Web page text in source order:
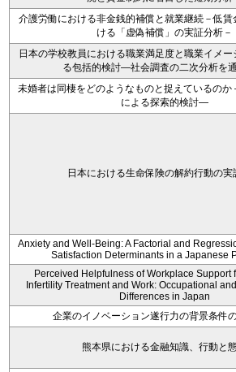
介護労働における非金銭的補償と就業継続－低賃
ける「虚偽補償」の実証分析－
日本の学校教員における職業満足度と職業イメ
る包括的検討―社会調査の二次分析を
未婚者は同棲をどのようなものと捉えているの
による探索的検討—
日本における生命保険の解約行動の実
Anxiety and Well-Being: A Factorial and
Satisfaction Determinants in a Japanese
Perceived Helpfulness of Workplace Support
Infertility Treatment and Work: Occupational
Differences in Japan
企業のイノベーション遂行力の背景条件
熊本県における金融知識、行動と